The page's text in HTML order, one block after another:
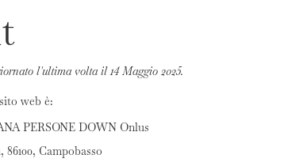
l'ultima volta il 14 Maggio 2025.
web è:
PERSONE DOWN Onlus
Campobasso